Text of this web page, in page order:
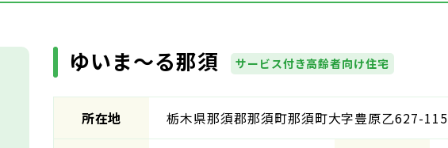
ゆいま～る那須 サービス付き高齢者向け住宅
所在地 栃木県那須郡那須町那須町大字豊原乙627-115